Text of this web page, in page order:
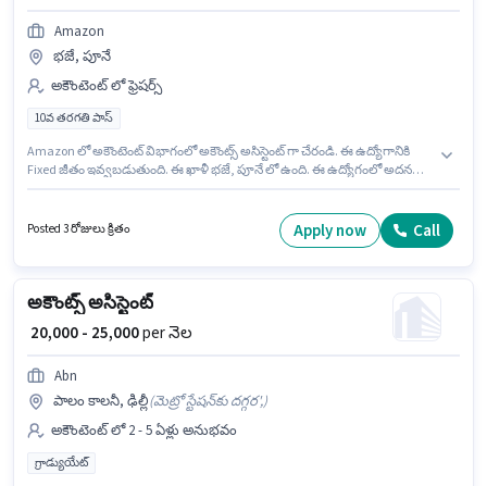
Amazon
భజే, పూనే
అకౌంటెంట్ లో ఫ్రెషర్స్
10వ తరగతి పాస్
Amazon లో అకౌంటెంట్ విభాగంలో అకౌంట్స్ అసిస్టెంట్ గా చేరండి. ఈ ఉద్యోగానికి
Fixed జీతం ఇవ్వబడుతుంది. ఈ ఖాళీ భజే, పూనే లో ఉంది. ఈ ఉద్యోగంలో అదనపు
Posted 3 రోజులు క్రితం Apply now Call
అకౌంట్స్ అసిస్టెంట్
₹ 20,000 - 25,000per నెల
Abn
పాలం కాలనీ, ఢిల్లీ(మెట్రో స్టేషన్‌కు దగ్గర',)
అకౌంటెంట్ లో 2 - 5 ఏళ్లు అనుభవం
గ్రాడ్యుయేట్